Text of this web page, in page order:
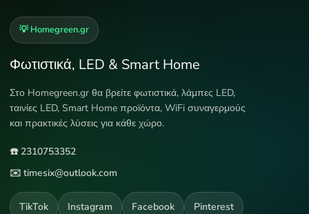
💡 Homegreen.gr
Φωτιστικά, LED & Smart Home
Στο Homegreen.gr θα βρείτε φωτιστικά, λάμπες LED,
ταινίες LED, Smart Home προϊόντα, WiFi συναγερμούς
και πρακτικές λύσεις για κάθε χώρο.
☎️ 2310753352
✉️ timesix@outlook.com
TikTok Instagram Facebook Pinterest